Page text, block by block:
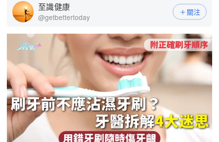
至識健康
@getbettertoday
關注